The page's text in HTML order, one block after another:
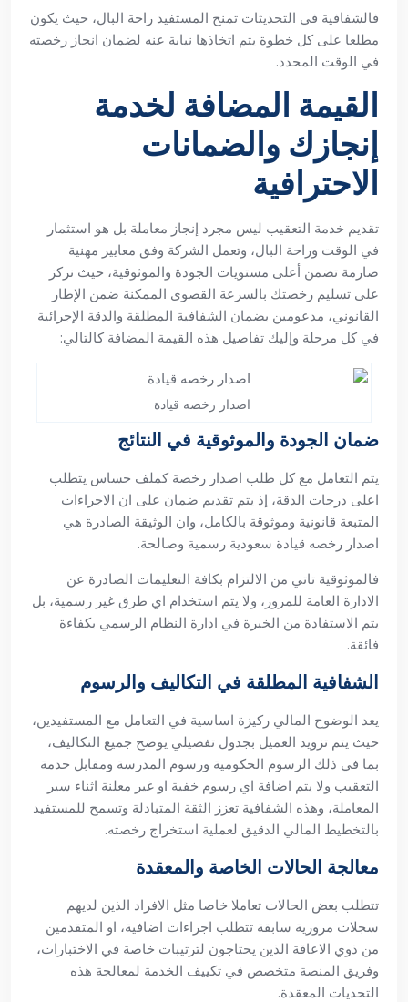
فالشفافية في التحديثات تمنح المستفيد راحة البال، حيث يكون
مطلعا على كل خطوة يتم اتخاذها نيابة عنه لضمان انجاز رخصته
في الوقت المحدد.
القيمة المضافة لخدمة
إنجازك والضمانات
الاحترافية
تقديم خدمة التعقيب ليس مجرد إنجاز معاملة بل هو استثمار
في الوقت وراحة البال، وتعمل الشركة وفق معايير مهنية
صارمة تضمن أعلى مستويات الجودة والموثوقية، حيث نركز
على تسليم رخصتك بالسرعة القصوى الممكنة ضمن الإطار
القانوني، مدعومين بضمان الشفافية المطلقة والدقة الإجرائية
في كل مرحلة وإليك تفاصيل هذه القيمة المضافة كالتالي:
اصدار رخصه قيادة
ضمان الجودة والموثوقية في النتائج
يتم التعامل مع كل طلب اصدار رخصة كملف حساس يتطلب
اعلى درجات الدقة، إذ يتم تقديم ضمان على ان الاجراءات
المتبعة قانونية وموثوقة بالكامل، وان الوثيقة الصادرة هي
اصدار رخصه قيادة سعودية رسمية وصالحة.
فالموثوقية تاتي من الالتزام بكافة التعليمات الصادرة عن
الادارة العامة للمرور، ولا يتم استخدام اي طرق غير رسمية، بل
يتم الاستفادة من الخبرة في ادارة النظام الرسمي بكفاءة
فائقة.
الشفافية المطلقة في التكاليف والرسوم
يعد الوضوح المالي ركيزة اساسية في التعامل مع المستفيدين،
حيث يتم تزويد العميل بجدول تفصيلي يوضح جميع التكاليف،
بما في ذلك الرسوم الحكومية ورسوم المدرسة ومقابل خدمة
التعقيب ولا يتم اضافة اي رسوم خفية او غير معلنة اثناء سير
المعاملة، وهذه الشفافية تعزز الثقة المتبادلة وتسمح للمستفيد
بالتخطيط المالي الدقيق لعملية استخراج رخصته.
معالجة الحالات الخاصة والمعقدة
تتطلب بعض الحالات تعاملا خاصا مثل الافراد الذين لديهم
سجلات مرورية سابقة تتطلب اجراءات اضافية، او المتقدمين
من ذوي الاعاقة الذين يحتاجون لترتيبات خاصة في الاختبارات،
وفريق المنصة متخصص في تكييف الخدمة لمعالجة هذه
التحديات المعقدة.